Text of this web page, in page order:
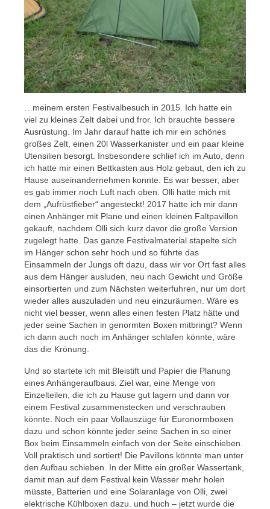
…meinem ersten Festivalbesuch in 2015. Ich hatte ein
viel zu kleines Zelt dabei und fror. Ich brauchte bessere
Ausrüstung. Im Jahr darauf hatte ich mir ein schönes
großes Zelt, einen 20l Wasserkanister und ein paar kleine
Utensilien besorgt. Insbesondere schlief ich im Auto, denn
ich hatte mir einen Bettkasten aus Holz gebaut, den ich zu
Hause auseinandernehmen konnte. Es war besser, aber
es gab immer noch Luft nach oben. Olli hatte mich mit
dem „Aufrüstfieber“ angesteckt! 2017 hatte ich mir dann
einen Anhänger mit Plane und einen kleinen Faltpavillon
gekauft, nachdem Olli sich kurz davor die große Version
zugelegt hatte. Das ganze Festivalmaterial stapelte sich
im Hänger schon sehr hoch und so führte das
Einsammeln der Jungs oft dazu, dass wir vor Ort fast alles
aus dem Hänger ausluden, neu nach Gewicht und Größe
einsortierten und zum Nächsten weiterfuhren, nur um dort
wieder alles auszuladen und neu einzuräumen. Wäre es
nicht viel besser, wenn alles einen festen Platz hätte und
jeder seine Sachen in genormten Boxen mitbringt? Wenn
ich dann auch noch im Anhänger schlafen könnte, wäre
das die Krönung.
Und so startete ich mit Bleistift und Papier die Planung
eines Anhängeraufbaus. Ziel war, eine Menge von
Einzelteilen, die ich zu Hause gut lagern und dann vor
einem Festival zusammenstecken und verschrauben
könnte. Noch ein paar Vollauszüge für Euronormboxen
dazu und schon könnte jeder seine Sachen in so einer
Box beim Einsammeln einfach von der Seite einschieben.
Voll praktisch und sortiert! Die Pavillons könnte man unter
den Aufbau schieben. In der Mitte ein großer Wassertank,
damit man auf dem Festival kein Wasser mehr holen
müsste, Batterien und eine Solaranlage von Olli, zwei
elektrische Kühlboxen dazu. und huch – jetzt wurde die